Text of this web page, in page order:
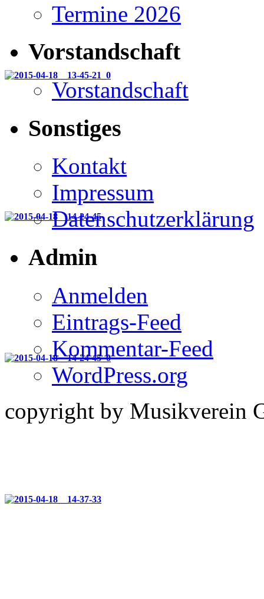
Termine 2026
Vorstandschaft
Vorstandschaft
Sonstiges
Kontakt
Impressum
Datenschutzerklärung
Admin
Anmelden
Eintrags-Feed
Kommentar-Feed
WordPress.org
copyright by Musikverein